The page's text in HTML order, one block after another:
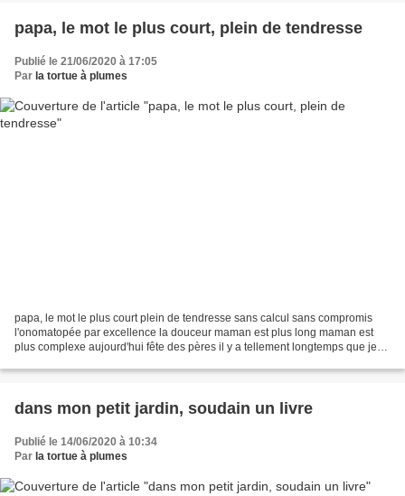
papa, le mot le plus court, plein de tendresse
Publié le 21/06/2020 à 17:05
Par la tortue à plumes
papa, le mot le plus court plein de tendresse sans calcul sans compromis
l'onomatopée par excellence la douceur maman est plus long maman est
plus complexe aujourd'hui fête des pères il y a tellement longtemps que je
dans mon petit jardin, soudain un livre
Publié le 14/06/2020 à 10:34
Par la tortue à plumes